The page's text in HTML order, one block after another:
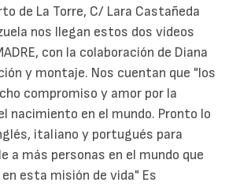
de La Torre, C/ Lara Castañeda
nos llegan estos dos videos
con la colaboración de Diana
y montaje. Nos cuentan que "los
compromiso y amor por la
nacimiento en el mundo. Pronto lo
italiano y portugués para
a más personas en el mundo que
esta misión de vida" Es